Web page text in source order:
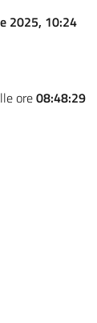
2025, 10:24
ore08:48:29